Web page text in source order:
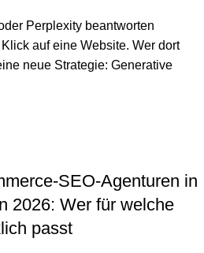
Perplexity beantworten
auf eine Website. Wer dort
neue Strategie: Generative
SEO-Agenturen in
2026: Wer für welche
passt